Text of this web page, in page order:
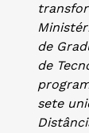
de
de
sete